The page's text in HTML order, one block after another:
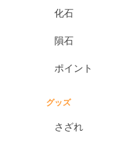
化石
隕石
ポイント
グッズ
さざれ